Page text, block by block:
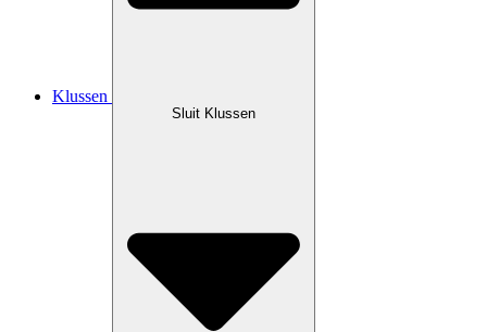
Klussen
Sluit Klussen